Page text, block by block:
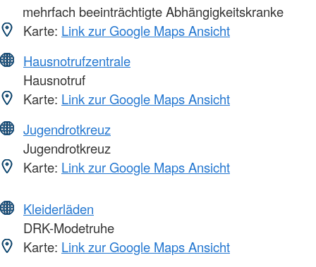
mehrfach beeinträchtigte Abhängigkeitskranke
Karte: Link zur Google Maps Ansicht
Hausnotrufzentrale
Hausnotruf
Karte: Link zur Google Maps Ansicht
Jugendrotkreuz
Jugendrotkreuz
Karte: Link zur Google Maps Ansicht
Kleiderläden
DRK-Modetruhe
Karte: Link zur Google Maps Ansicht